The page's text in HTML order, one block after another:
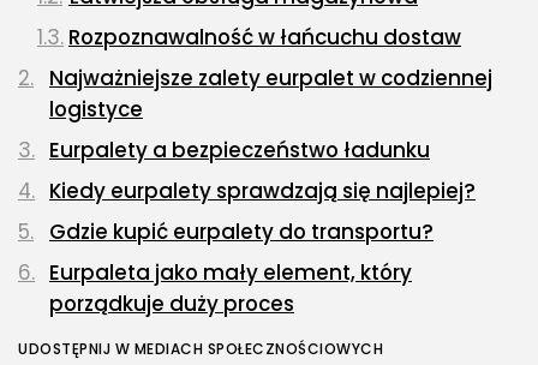
Rozpoznawalność w łańcuchu dostaw
Najważniejsze zalety eurpalet w codziennej
logistyce
Eurpalety a bezpieczeństwo ładunku
Kiedy eurpalety sprawdzają się najlepiej?
Gdzie kupić eurpalety do transportu?
Eurpaleta jako mały element, który
porządkuje duży proces
UDOSTĘPNIJ W MEDIACH SPOŁECZNOŚCIOWYCH